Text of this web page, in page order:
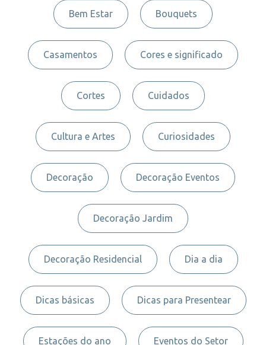
Bem Estar Bouquets
Casamentos Cores e significado
Cortes Cuidados
Cultura e Artes Curiosidades
Decoração Decoração Eventos
Decoração Jardim
Decoração Residencial Dia a dia
Dicas básicas Dicas para Presentear
Estações do ano Eventos do Setor